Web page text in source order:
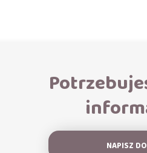
NAPISZ